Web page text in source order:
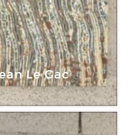
Le Gac